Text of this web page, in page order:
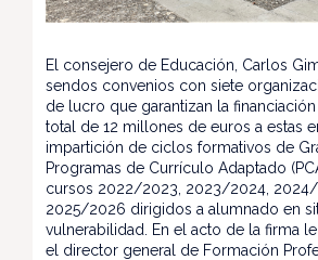
El consejero de Educación, Carlos
sendos convenios con siete
de lucro que garantizan la
total de 12 millones de euros a estas
impartición de ciclos formativos de
Programas de Currículo Adaptado
cursos 2022/2023, 2023/2024,
2025/2026 dirigidos a alumnado en
vulnerabilidad. En el acto de la firma
el director general de Formación